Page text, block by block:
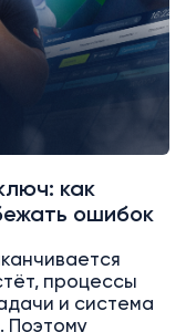
как
ошибок
процессы
и система
Поэтому